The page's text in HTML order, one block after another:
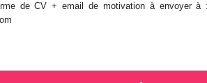
de CV + email de motivation à envoyer